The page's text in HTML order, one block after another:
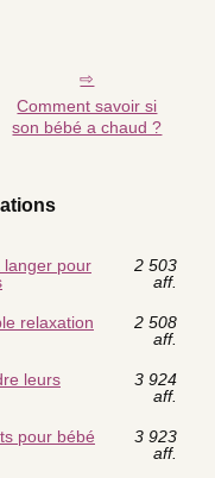
Comment savoir si
son bébé a chaud ?
langer pour
2 503
aff.
relaxation
2 508
aff.
leurs
3 924
aff.
pour bébé
3 923
aff.